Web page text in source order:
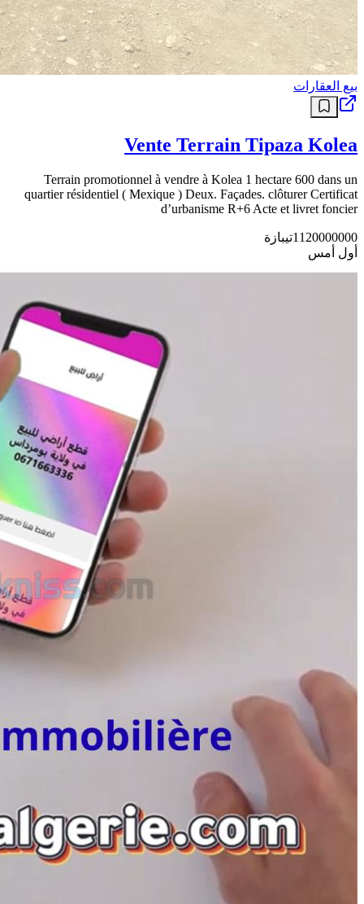
بيع العقارات
Vente Terrain Tipaza Kolea
Terrain promotionnel à vendre à Kolea 1 hectare 600 dans un
quartier résidentiel ( Mexique ) Deux. Façades. clôturer Certificat
d’urbanisme R+6 Acte et livret foncier
1120000000تيبازة
أول أمس